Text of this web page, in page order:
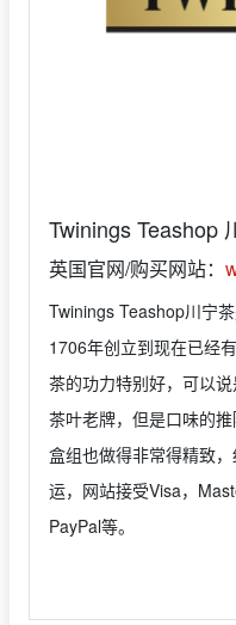
Twinings Teashop
英国官网/购买网站：
Twinings Teashop川宁
1706年创立到现在已经
茶的功力特别好，可以
茶叶老牌，但是口味的
盒组也做得非常得精致
运，网站接受Visa，
PayPal等。